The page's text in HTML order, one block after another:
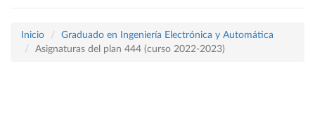
Inicio
Graduado en Ingeniería Electrónica y Automática
Asignaturas del plan 444 (curso 2022-2023)